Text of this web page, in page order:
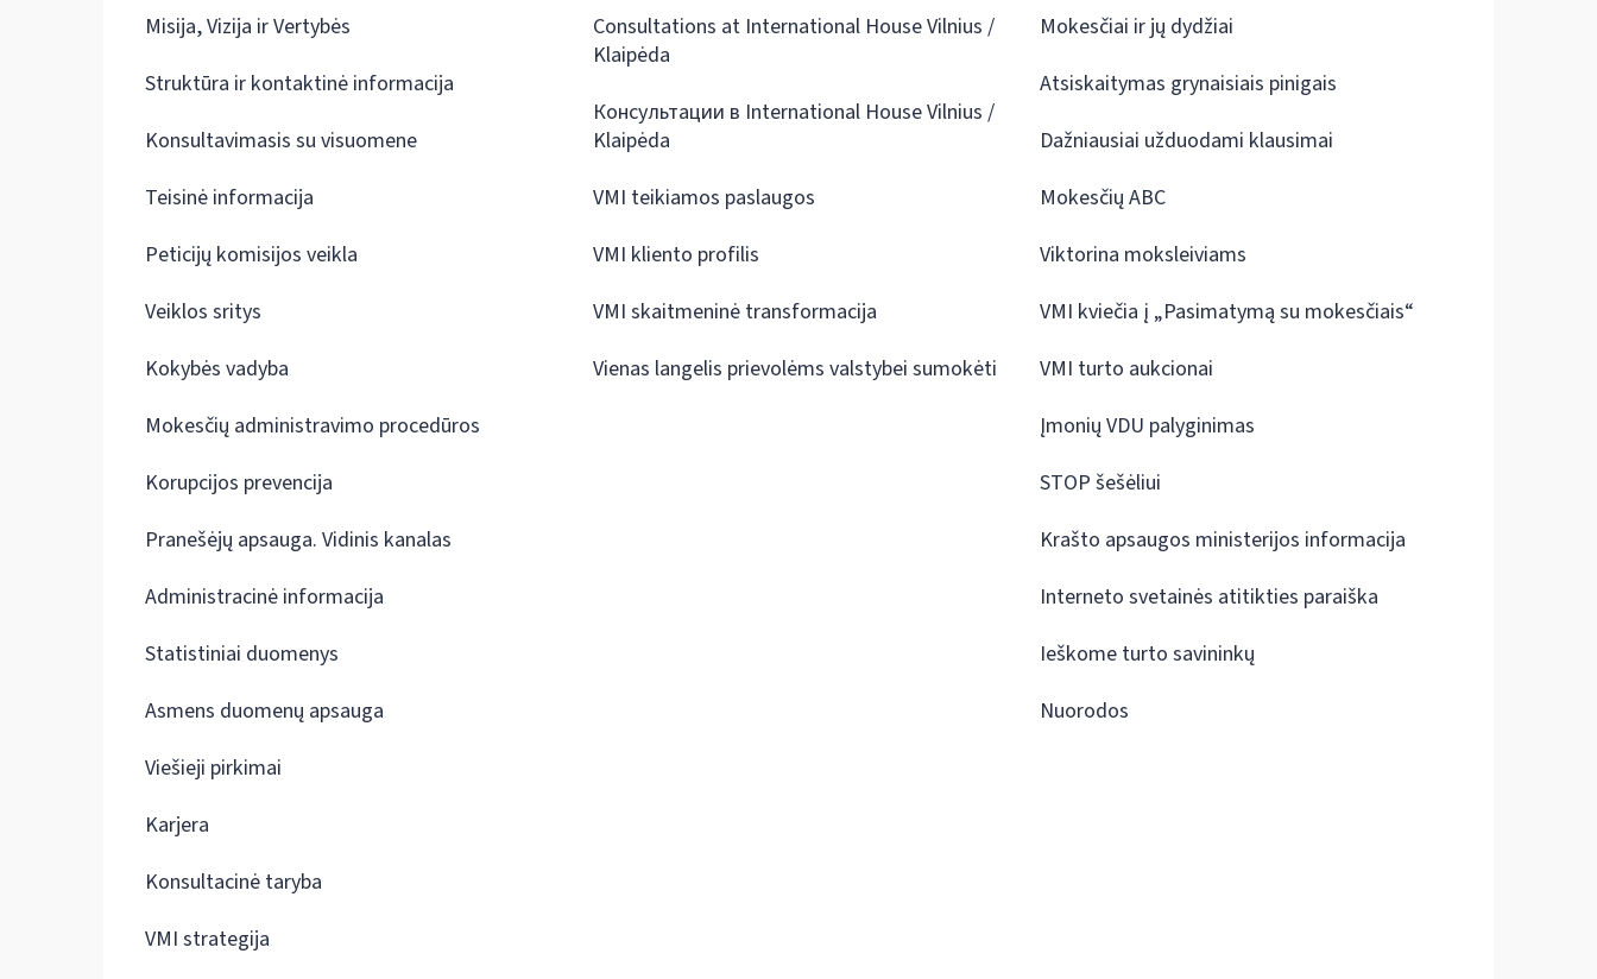
Misija, Vizija ir Vertybės
Struktūra ir kontaktinė informacija
Konsultavimasis su visuomene
Teisinė informacija
Peticijų komisijos veikla
Veiklos sritys
Kokybės vadyba
Mokesčių administravimo procedūros
Korupcijos prevencija
Pranešėjų apsauga. Vidinis kanalas
Administracinė informacija
Statistiniai duomenys
Asmens duomenų apsauga
Viešieji pirkimai
Karjera
Konsultacinė taryba
VMI strategija
Consultations at International House Vilnius /
Klaipėda
Консультации в International House Vilnius /
Klaipėda
VMI teikiamos paslaugos
VMI kliento profilis
VMI skaitmeninė transformacija
Vienas langelis prievolėms valstybei sumokėti
Mokesčiai ir jų dydžiai
Atsiskaitymas grynaisiais pinigais
Dažniausiai užduodami klausimai
Mokesčių ABC
Viktorina moksleiviams
VMI kviečia į „Pasimatymą su mokesčiais“
VMI turto aukcionai
Įmonių VDU palyginimas
STOP šešėliui
Krašto apsaugos ministerijos informacija
Interneto svetainės atitikties paraiška
Ieškome turto savininkų
Nuorodos